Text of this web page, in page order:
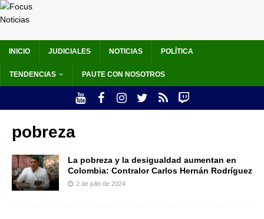
INICIO JUDICIALES NOTICIAS POLÍTICA
TENDENCIAS PAUTE CON NOSOTROS
pobreza
La pobreza y la desigualdad aumentan en
Colombia: Contralor Carlos Hernán Rodríguez
2 de julio de 2024